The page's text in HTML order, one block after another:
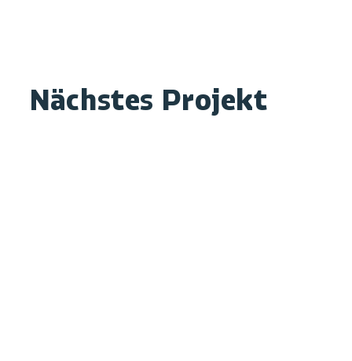
Nächstes Projekt